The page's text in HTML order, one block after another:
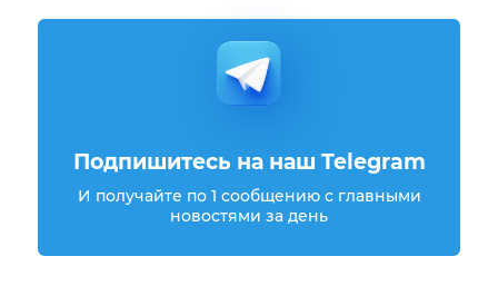
Подпишитесь на наш Telegram
И получайте по 1 сообщению с главными
новостями за день